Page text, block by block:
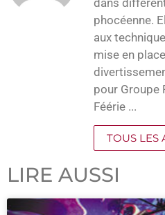
dans
phocéenne.
aux
mise en
pour Groupe
Féérie ...
TOUS LES
LIRE AUSSI